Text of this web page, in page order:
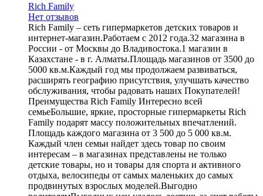
Rich Family
Нет отзывов
Rich Family – сеть гипермаркетов детских товаров и
интернет-магазин.Работаем с 2012 года.32 магазина в
России - от Москвы до Владивостока.1 магазин в
Казахстане - в г. Алматы.Площадь магазинов от 3500 до
5000 кв.м.Каждый год мы продолжаем развиваться,
расширять географию присутствия, улучшать качество
обслуживания, чтобы радовать наших Покупателей!
Преимущества Rich Family Интересно всей
семьеБольшие, яркие, просторные гипермаркеты Rich
Family подарят массу положительных впечатлений.
Площадь каждого магазина от 3 500 до 5 000 кв.м.
Каждый член семьи найдет здесь товар по своим
интересам – в магазинах представлены не только
детские товары, но и товары для спорта и активного
отдыха, велосипеды от самых маленьких до самых
продвинутых взрослых моделей.Выгодно